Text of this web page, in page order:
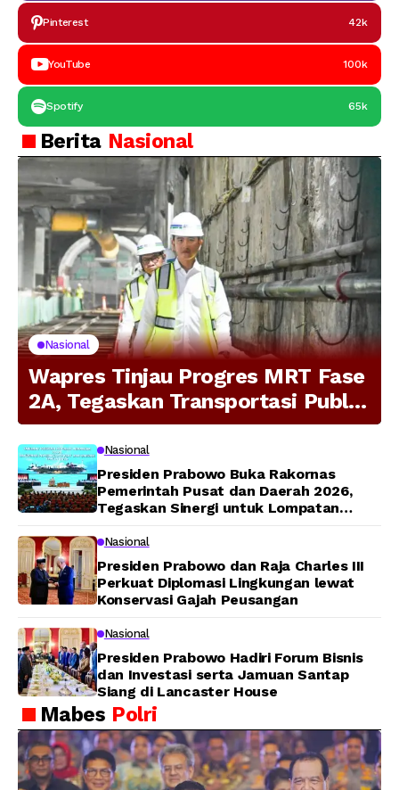
Pinterest 42k
YouTube 100k
Spotify 65k
Berita Nasional
Nasional
Wapres Tinjau Progres MRT Fase
2A, Tegaskan Transportasi Publik
Modern Jadi Prioritas Nasional
Nasional
Presiden Prabowo Buka Rakornas
Pemerintah Pusat dan Daerah 2026,
Tegaskan Sinergi untuk Lompatan
Nasional
Presiden Prabowo dan Raja Charles III
Perkuat Diplomasi Lingkungan lewat
Konservasi Gajah Peusangan
Nasional
Presiden Prabowo Hadiri Forum Bisnis
dan Investasi serta Jamuan Santap
Siang di Lancaster House
Mabes Polri